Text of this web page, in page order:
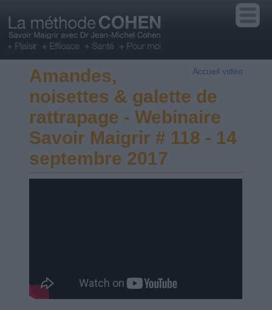
Accueil vidéo
Amandes,
noisettes & galette de
rattrapage - Webinaire
Savoir Maigrir # 118 - 14
septembre 2017